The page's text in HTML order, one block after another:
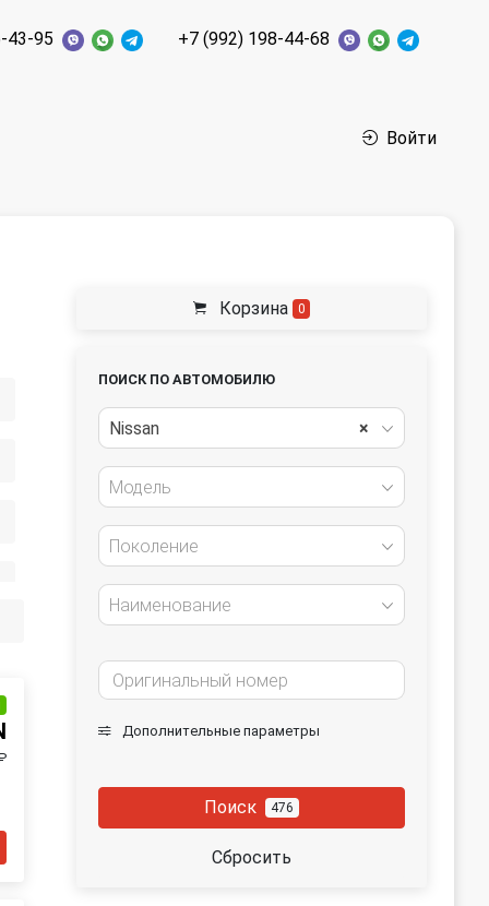
43-95 +7 (992) 198-44-68
Войти
Корзина 0
ПОИСК ПО АВТОМОБИЛЮ
×
Nissan
Модель
Поколение
Наименование
Дополнительные параметры
Поиск 476
Сбросить